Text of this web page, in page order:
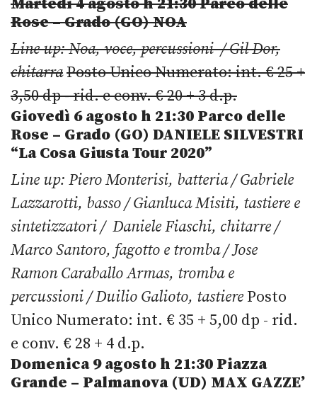
Rose – Grado (GO)NOA
Line up: Noa, voce, percussioni / Gil Dor,
chitarraPosto Unico Numerato: int. € 25 +
3,50 dp - rid. e conv. € 20 + 3 d.p.
Giovedì 6 agosto h 21:30 Parco delle
Rose – Grado (GO) DANIELE SILVESTRI
“La Cosa Giusta Tour 2020”
Line up: Piero Monterisi, batteria / Gabriele
Lazzarotti, basso / Gianluca Misiti, tastiere e
sintetizzatori / Daniele Fiaschi, chitarre /
Marco Santoro, fagotto e tromba / Jose
Ramon Caraballo Armas, tromba e
percussioni / Duilio Galioto, tastiere Posto
Unico Numerato: int. € 35 + 5,00 dp - rid.
e conv. € 28 + 4 d.p.
Domenica 9 agosto h 21:30 Piazza
Grande – Palmanova(UD) MAX GAZZE’